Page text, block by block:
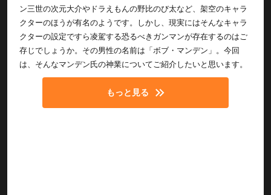
ン三世の次元大介やドラえもんの野比のび太など、架空のキャラ
クターのほうが有名のようです。しかし、現実にはそんなキャラ
クターの設定ですら凌駕する恐るべきガンマンが存在するのはご
存じでしょうか。その男性の名前は「ボブ・マンデン」。今回
は、そんなマンデン氏の神業についてご紹介したいと思います。
もっと見る